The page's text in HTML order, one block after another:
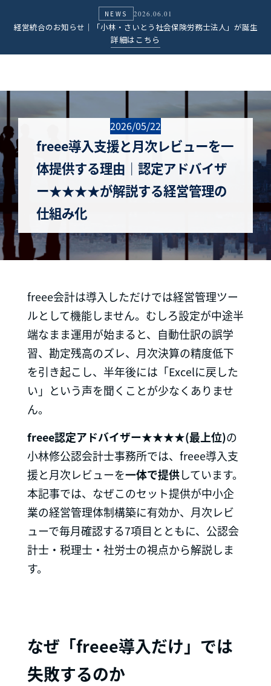
NEWS 2026.06.01
経営統合のお知らせ｜「小林・さいとう社会保険労務士法人」が誕生
詳細はこちら
小林・さいとう社会保険労務士法人
小林修公認会計士事務所
2026/05/22
freee導入支援と月次レビューを一
体提供する理由｜認定アドバイザ
ー★★★★が解説する経営管理の
仕組み化
freee会計は導入しただけでは経営管理ツー
ルとして機能しません。むしろ設定が中途半
端なまま運用が始まると、自動仕訳の誤学
習、勘定残高のズレ、月次決算の精度低下
を引き起こし、半年後には「Excelに戻した
い」という声を聞くことが少なくありませ
ん。
freee認定アドバイザー★★★★(最上位)の
小林修公認会計士事務所では、freee導入支
援と月次レビューを一体で提供しています。
本記事では、なぜこのセット提供が中小企
業の経営管理体制構築に有効か、月次レビ
ューで毎月確認する7項目とともに、公認会
計士・税理士・社労士の視点から解説しま
す。
なぜ「freee導入だけ」では
失敗するのか